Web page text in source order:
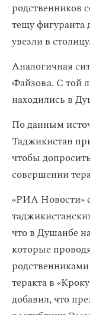
родственников
тещу фигуранта
увезли в столицу.
Аналогичная
Файзова. С той
находились в
По данным
Таджикистан
чтобы
совершении
«РИА Новости»
что в Душанбе
которые
теракта в
добавил, что